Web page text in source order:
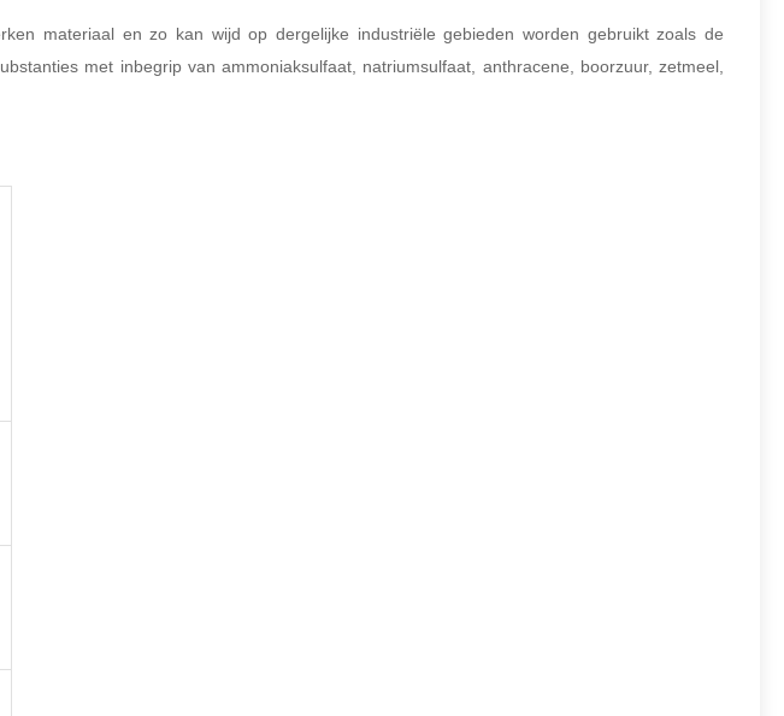
materiaal en zo kan wijd op dergelijke industriële gebieden worden gebruikt zoals de
met inbegrip van ammoniaksulfaat, natriumsulfaat, anthracene, boorzuur, zetmeel,